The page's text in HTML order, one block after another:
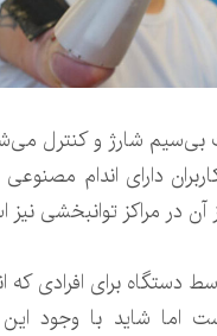
بی‌سیم شارژ و کنترل
دارای اندام
آن در مراکز توانبخشی نیز
دستگاه برای افرادی که
اما شاید با وجود این